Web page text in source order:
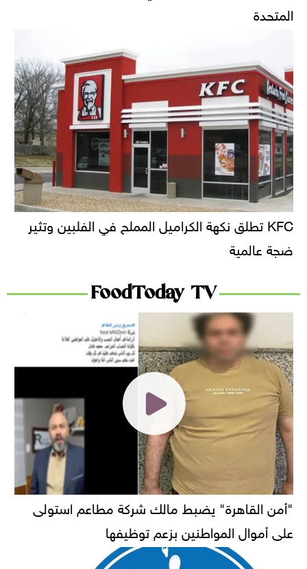
المتحدة
KFC تطلق نكهة الكراميل المملح في الفلبين وتثير
ضجة عالمية
FoodToday TV
"أمن القاهرة" يضبط مالك شركة مطاعم استولى
على أموال المواطنين بزعم توظيفها